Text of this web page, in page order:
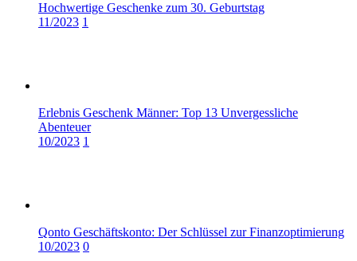
Hochwertige Geschenke zum 30. Geburtstag
11/2023 1
Erlebnis Geschenk Männer: Top 13 Unvergessliche
Abenteuer
10/2023 1
Qonto Geschäftskonto: Der Schlüssel zur Finanzoptimierung
10/2023 0